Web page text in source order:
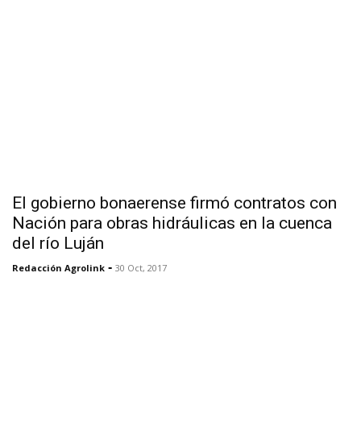
El gobierno bonaerense firmó contratos con
Nación para obras hidráulicas en la cuenca
del río Luján
Redacción Agrolink - 30 Oct, 2017